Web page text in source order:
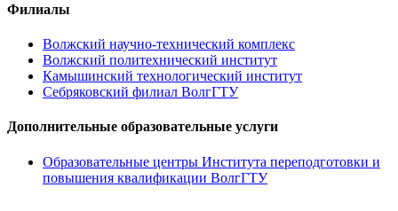
Филиалы
Волжский научно-технический комплекс
Волжский политехнический институт
Камышинский технологический институт
Себряковский филиал ВолгГТУ
Дополнительные образовательные услуги
Образовательные центры Института переподготовки и
повышения квалификации ВолгГТУ